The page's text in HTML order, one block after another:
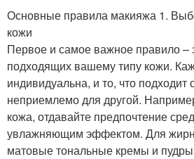
Основные правила макияжа 1.
кожи
Первое и самое важное правило –
подходящих вашему типу кожи.
индивидуальна, и то, что
неприемлемо для другой.
кожа, отдавайте предпочтение
увлажняющим эффектом. Для
матовые тональные кремы и